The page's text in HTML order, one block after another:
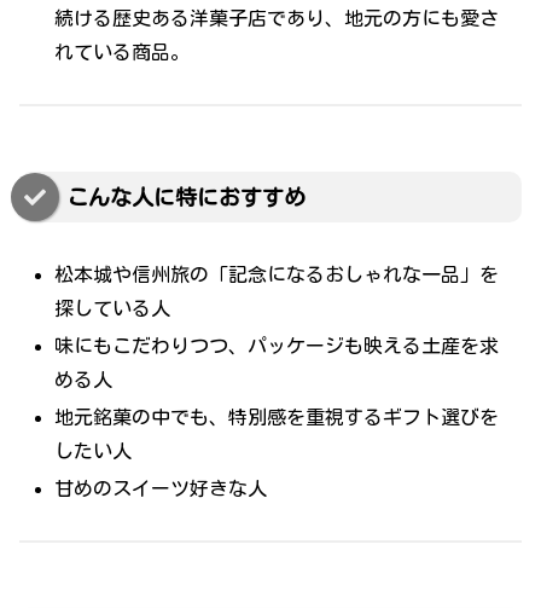
続ける歴史ある洋菓子店であり、地元の方にも愛さ
れている商品。
こんな人に特におすすめ
松本城や信州旅の「記念になるおしゃれな一品」を
探している人
味にもこだわりつつ、パッケージも映える土産を求
める人
地元銘菓の中でも、特別感を重視するギフト選びを
したい人
甘めのスイーツ好きな人